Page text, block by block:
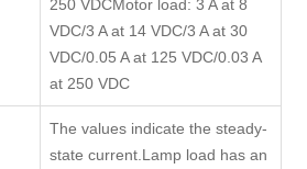
250 VDCMotor load: 3 A at 8
VDC/3 A at 14 VDC/3 A at 30
VDC/0.05 A at 125 VDC/0.03 A
at 250 VDC
The values indicate the steady-
state current.Lamp load has an